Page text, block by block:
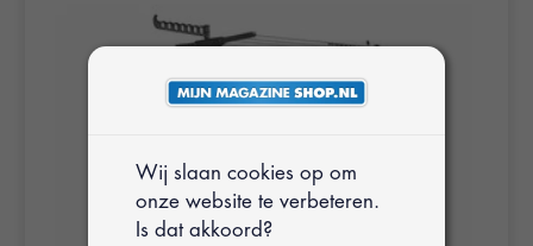
Wij slaan cookies op om
onze website te verbeteren.
Is dat akkoord?